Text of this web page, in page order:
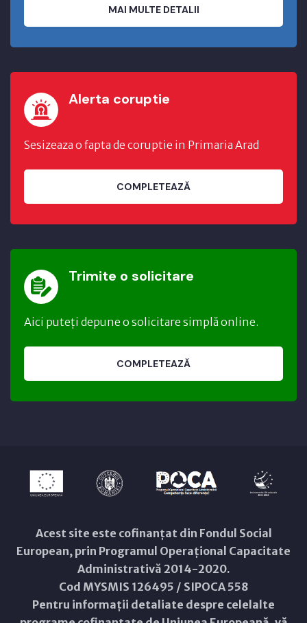
MAI MULTE DETALII
Alerta coruptie
Sesizeaza o fapta de coruptie in Primaria Arad
COMPLETEAZĂ
Trimite o solicitare
Aici puteți depune o solicitare simplă online.
COMPLETEAZĂ
Acest site este cofinanțat din Fondul Social
European, prin Programul Operațional Capacitate
Administrativă 2014-2020.
Cod MYSMIS 126495 / SIPOCA 558
Pentru informații detaliate despre celelalte